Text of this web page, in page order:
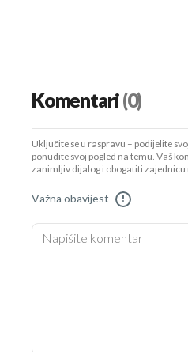
Komentari(0)
Uključite se u raspravu – podijelite
ponudite svoj pogled na temu. Vaš
zanimljiv dijalog i obogatiti zajednicu
Važna obavijest !